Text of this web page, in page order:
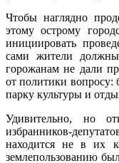
Чтобы наглядно
этому острому
инициировать
сами жители
горожанам не дали
от политики вопросу:
парку культуры и
Удивительно, но
избранников-
находится не в их
землепользованию